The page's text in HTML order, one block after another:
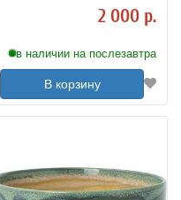
2 000 р.
в наличии на послезавтра
В корзину